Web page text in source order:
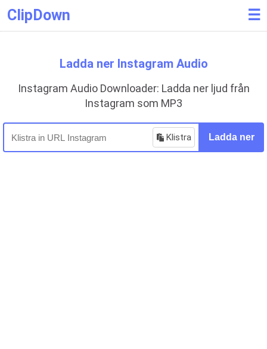
ClipDown ☰
Ladda ner Instagram Audio
Instagram Audio Downloader: Ladda ner ljud från
Instagram som MP3
Klistra Ladda ner